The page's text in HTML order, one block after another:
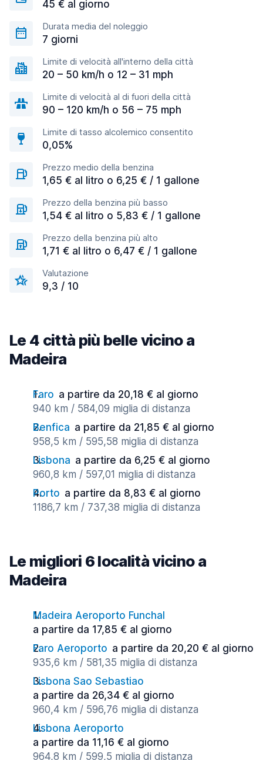
45 € al giorno
Durata media del noleggio
7 giorni
Limite di velocità all'interno della città
20 – 50 km/h o 12 – 31 mph
Limite di velocità al di fuori della città
90 – 120 km/h o 56 – 75 mph
Limite di tasso alcolemico consentito
0,05%
Prezzo medio della benzina
1,65 € al litro o 6,25 € / 1 gallone
Prezzo della benzina più basso
1,54 € al litro o 5,83 € / 1 gallone
Prezzo della benzina più alto
1,71 € al litro o 6,47 € / 1 gallone
Valutazione
9,3 / 10
Le 4 città più belle vicino a
Madeira
Faro a partire da 20,18 € al giorno
940 km / 584,09 miglia di distanza
Benfica a partire da 21,85 € al giorno
958,5 km / 595,58 miglia di distanza
Lisbona a partire da 6,25 € al giorno
960,8 km / 597,01 miglia di distanza
Porto a partire da 8,83 € al giorno
1186,7 km / 737,38 miglia di distanza
Le migliori 6 località vicino a
Madeira
Madeira Aeroporto Funchal
a partire da 17,85 € al giorno
Faro Aeroporto a partire da 20,20 € al giorno
935,6 km / 581,35 miglia di distanza
Lisbona Sao Sebastiao
a partire da 26,34 € al giorno
960,4 km / 596,76 miglia di distanza
Lisbona Aeroporto
a partire da 11,16 € al giorno
964,8 km / 599,5 miglia di distanza